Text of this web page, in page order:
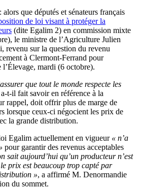
que députés et sénateurs français
de loi visant à protéger la
(dite Egalim 2) en commission mixte
le ministre de l’Agriculture Julien
revenu sur la question du revenu
à Clermont-Ferrand pour
mardi (6 octobre).
que tout le monde respecte les
a-t-il fait savoir en référence à la
rappel, doit offrir plus de marge de
lorsque ceux-ci négocient les prix de
la grande distribution.
Egalim actuellement en vigueur « n’a
pour garantir des revenus acceptables
sait aujourd’hui qu’un producteur n’est
prix est beaucoup trop capté par
», a affirmé M. Denormandie
du sommet.